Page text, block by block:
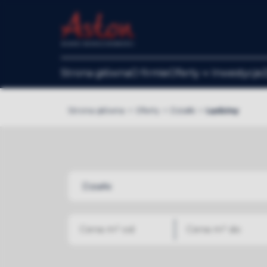
Strona głównaO firmieOferty Inwestycje
Lędziny